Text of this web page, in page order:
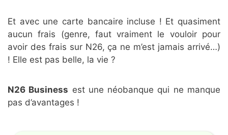
Et avec une carte bancaire incluse ! Et quasiment
aucun frais (genre, faut vraiment le vouloir pour
avoir des frais sur N26, ça ne m’est jamais arrivé…)
! Elle est pas belle, la vie ?
N26 Business est une néobanque qui ne manque
pas d’avantages !